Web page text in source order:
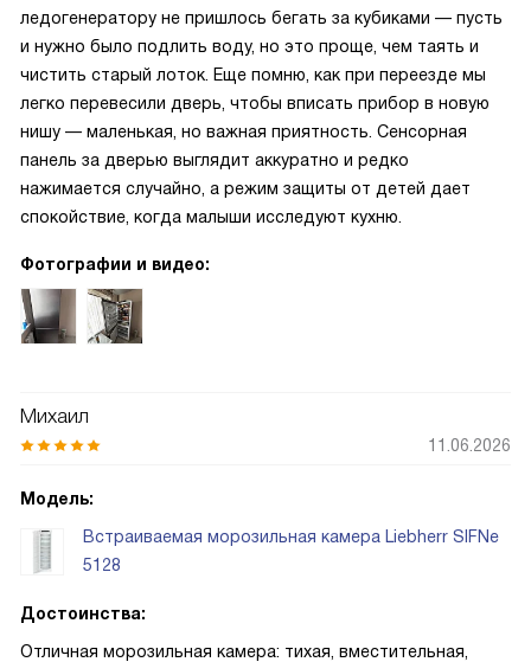
ледогенератору не пришлось бегать за кубиками — пусть
и нужно было подлить воду, но это проще, чем таять и
чистить старый лоток. Еще помню, как при переезде мы
легко перевесили дверь, чтобы вписать прибор в новую
нишу — маленькая, но важная приятность. Сенсорная
панель за дверью выглядит аккуратно и редко
нажимается случайно, а режим защиты от детей дает
спокойствие, когда малыши исследуют кухню.
Фотографии и видео:
Михаил
11.06.2026
Модель:
Встраиваемая морозильная камера Liebherr SIFNe
5128
Достоинства:
Отличная морозильная камера: тихая, вместительная,